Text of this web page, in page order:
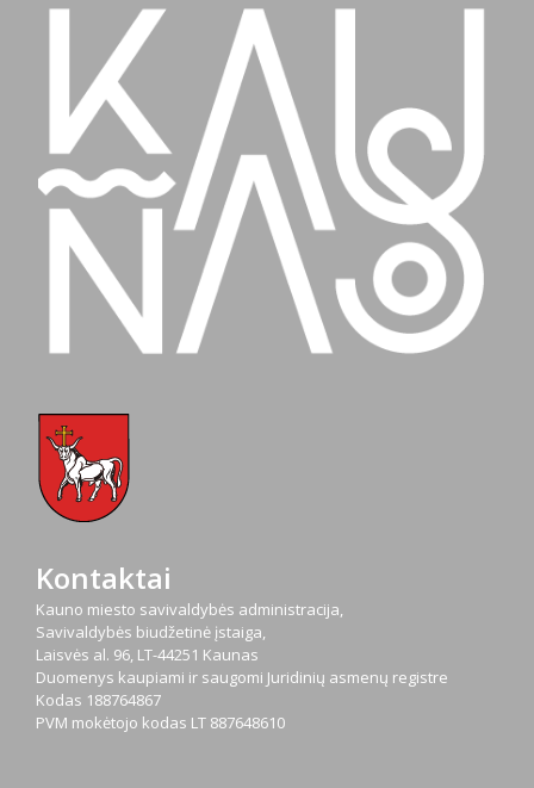
Kontaktai
Kauno miesto savivaldybės administracija,
Savivaldybės biudžetinė įstaiga,
Laisvės al. 96, LT-44251 Kaunas
Duomenys kaupiami ir saugomi Juridinių asmenų registre
Kodas 188764867
PVM mokėtojo kodas LT 887648610